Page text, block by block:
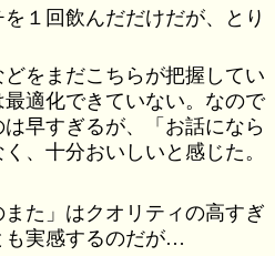
１回飲んだだけだが、とり
をまだこちらが把握してい
適化できていない。なので
早すぎるが、「お話になら
、十分おいしいと感じた。
た」はクオリティの高すぎ
も実感するのだが…